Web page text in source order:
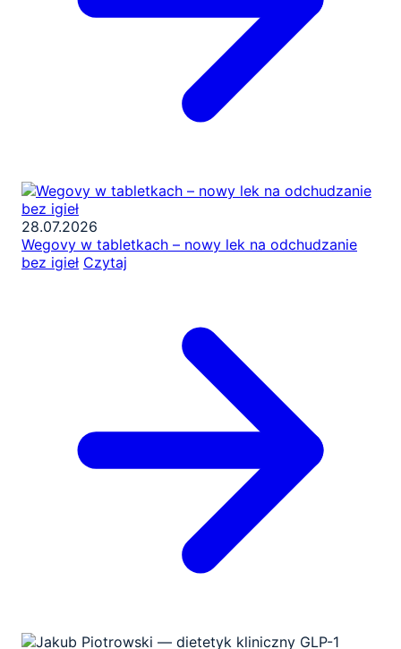
28.07.2026
Wegovy w tabletkach – nowy lek na odchudzanie
bez igieł Czytaj